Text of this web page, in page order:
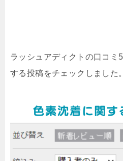
ラッシュアディクトの口コミ
する投稿をチェックしました。